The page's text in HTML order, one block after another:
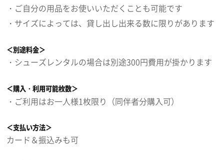
・ご自分の用品をお使いいただくことも可能です
・サイズによっては、貸し出し出来る数に限りがあります
＜別途料金＞
・シューズレンタルの場合は別途300円費用が掛かります
＜購入・利用可能枚数＞
・ご利用はお一人様1枚限り（同伴者分購入可）
＜支払い方法＞
カード＆振込みも可